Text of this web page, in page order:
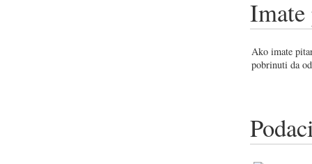
Imate
Ako imate
pobrinuti da